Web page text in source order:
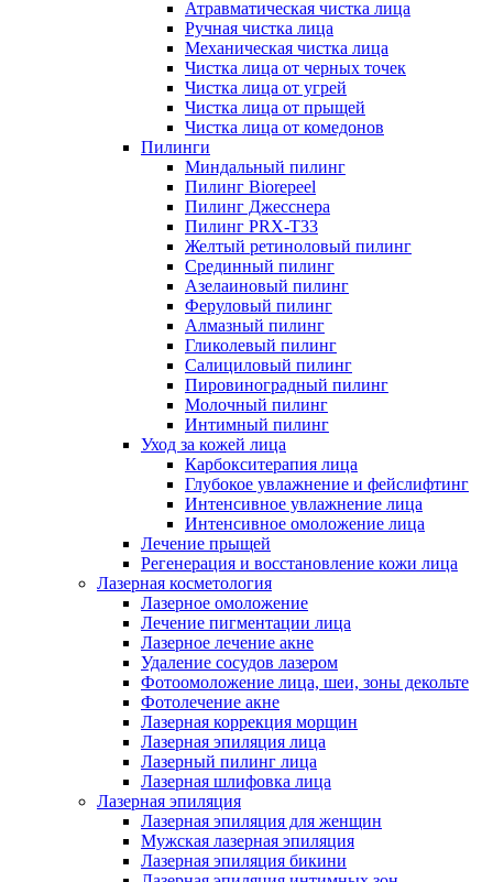
Атравматическая чистка лица
Ручная чистка лица
Механическая чистка лица
Чистка лица от черных точек
Чистка лица от угрей
Чистка лица от прыщей
Чистка лица от комедонов
Пилинги
Миндальный пилинг
Пилинг Biorepeel
Пилинг Джесснера
Пилинг PRX-T33
Желтый ретиноловый пилинг
Срединный пилинг
Азелаиновый пилинг
Феруловый пилинг
Алмазный пилинг
Гликолевый пилинг
Салициловый пилинг
Пировиноградный пилинг
Молочный пилинг
Интимный пилинг
Уход за кожей лица
Карбокситерапия лица
Глубокое увлажнение и фейслифтинг
Интенсивное увлажнение лица
Интенсивное омоложение лица
Лечение прыщей
Регенерация и восстановление кожи лица
Лазерная косметология
Лазерное омоложение
Лечение пигментации лица
Лазерное лечение акне
Удаление сосудов лазером
Фотоомоложение лица, шеи, зоны декольте
Фотолечение акне
Лазерная коррекция морщин
Лазерная эпиляция лица
Лазерный пилинг лица
Лазерная шлифовка лица
Лазерная эпиляция
Лазерная эпиляция для женщин
Мужская лазерная эпиляция
Лазерная эпиляция бикини